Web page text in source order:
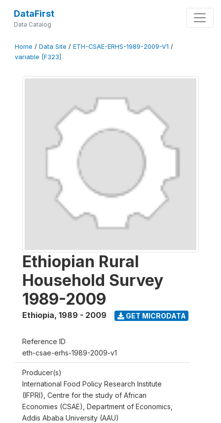
DataFirst
Data Catalog
Home / Data Site / ETH-CSAE-ERHS-1989-2009-V1 /
variable [F323]
Ethiopian Rural
Household Survey
1989-2009
Ethiopia, 1989 - 2009 GET MICRODATA
Reference ID
eth-csae-erhs-1989-2009-v1
Producer(s)
International Food Policy Research Institute
(IFPRI), Centre for the study of African
Economies (CSAE), Department of Economics,
Addis Ababa University (AAU)